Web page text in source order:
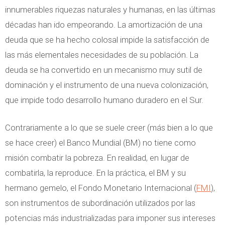
innumerables riquezas naturales y humanas, en las últimas
décadas han ido empeorando. La amortización de una
deuda que se ha hecho colosal impide la satisfacción de
las más elementales necesidades de su población. La
deuda se ha convertido en un mecanismo muy sutil de
dominación y el instrumento de una nueva colonización,
que impide todo desarrollo humano duradero en el Sur.
Contrariamente a lo que se suele creer (más bien a lo que
se hace creer) el Banco Mundial (BM) no tiene como
misión combatir la pobreza. En realidad, en lugar de
combatirla, la reproduce. En la práctica, el BM y su
hermano gemelo, el Fondo Monetario Internacional (FMI),
son instrumentos de subordinación utilizados por las
potencias más industrializadas para imponer sus intereses